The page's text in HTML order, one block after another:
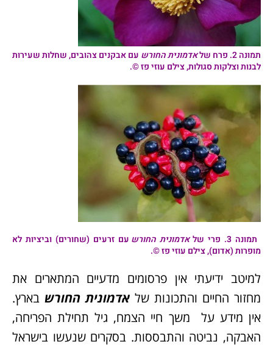
תמונה2
. פרח שלאדמונית החורש עם אבקנים צהובים, שחלות שעירות
לבנות וצלקות סגולות, צילם עוזי פז ©.
תמונה 3
. פרי שלאדמונית החורש עם זרעים (שחורים) וביציות לא
מופרות (אדום), צילם עוזי פז ©.
למיטב ידיעתי אין פרסומים מדעיים המתארים את
מחזור החיים והתכונות של אדמונית החורש בארץ.
אין מידע על משך חיי הצמח, גיל תחילת הפריחה,
האבקה, נביטה והתבססות. בסקרים שנעשו בישראל